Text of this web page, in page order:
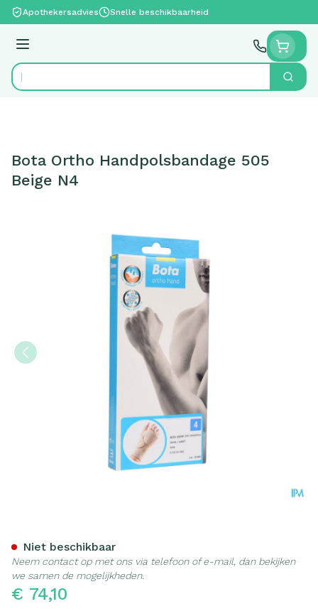
Ga naar de inhoud
Apothekersadvies Snelle beschikbaarheid
Menu
Product, merk, categorie... Zoek
Bota Ortho Handpolsbandage 505
Beige N4
€ 74,10
Niet beschikbaar
Neem contact op met ons via telefoon of e-mail, dan bekijken
we samen de mogelijkheden.